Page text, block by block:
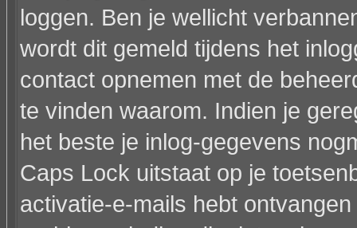
loggen. Ben je wellicht
wordt dit gemeld tijdens het
contact opnemen met de
te vinden waarom. Indien je
het beste je inlog-gegevens
Caps Lock uitstaat op je
activatie-e-mails hebt